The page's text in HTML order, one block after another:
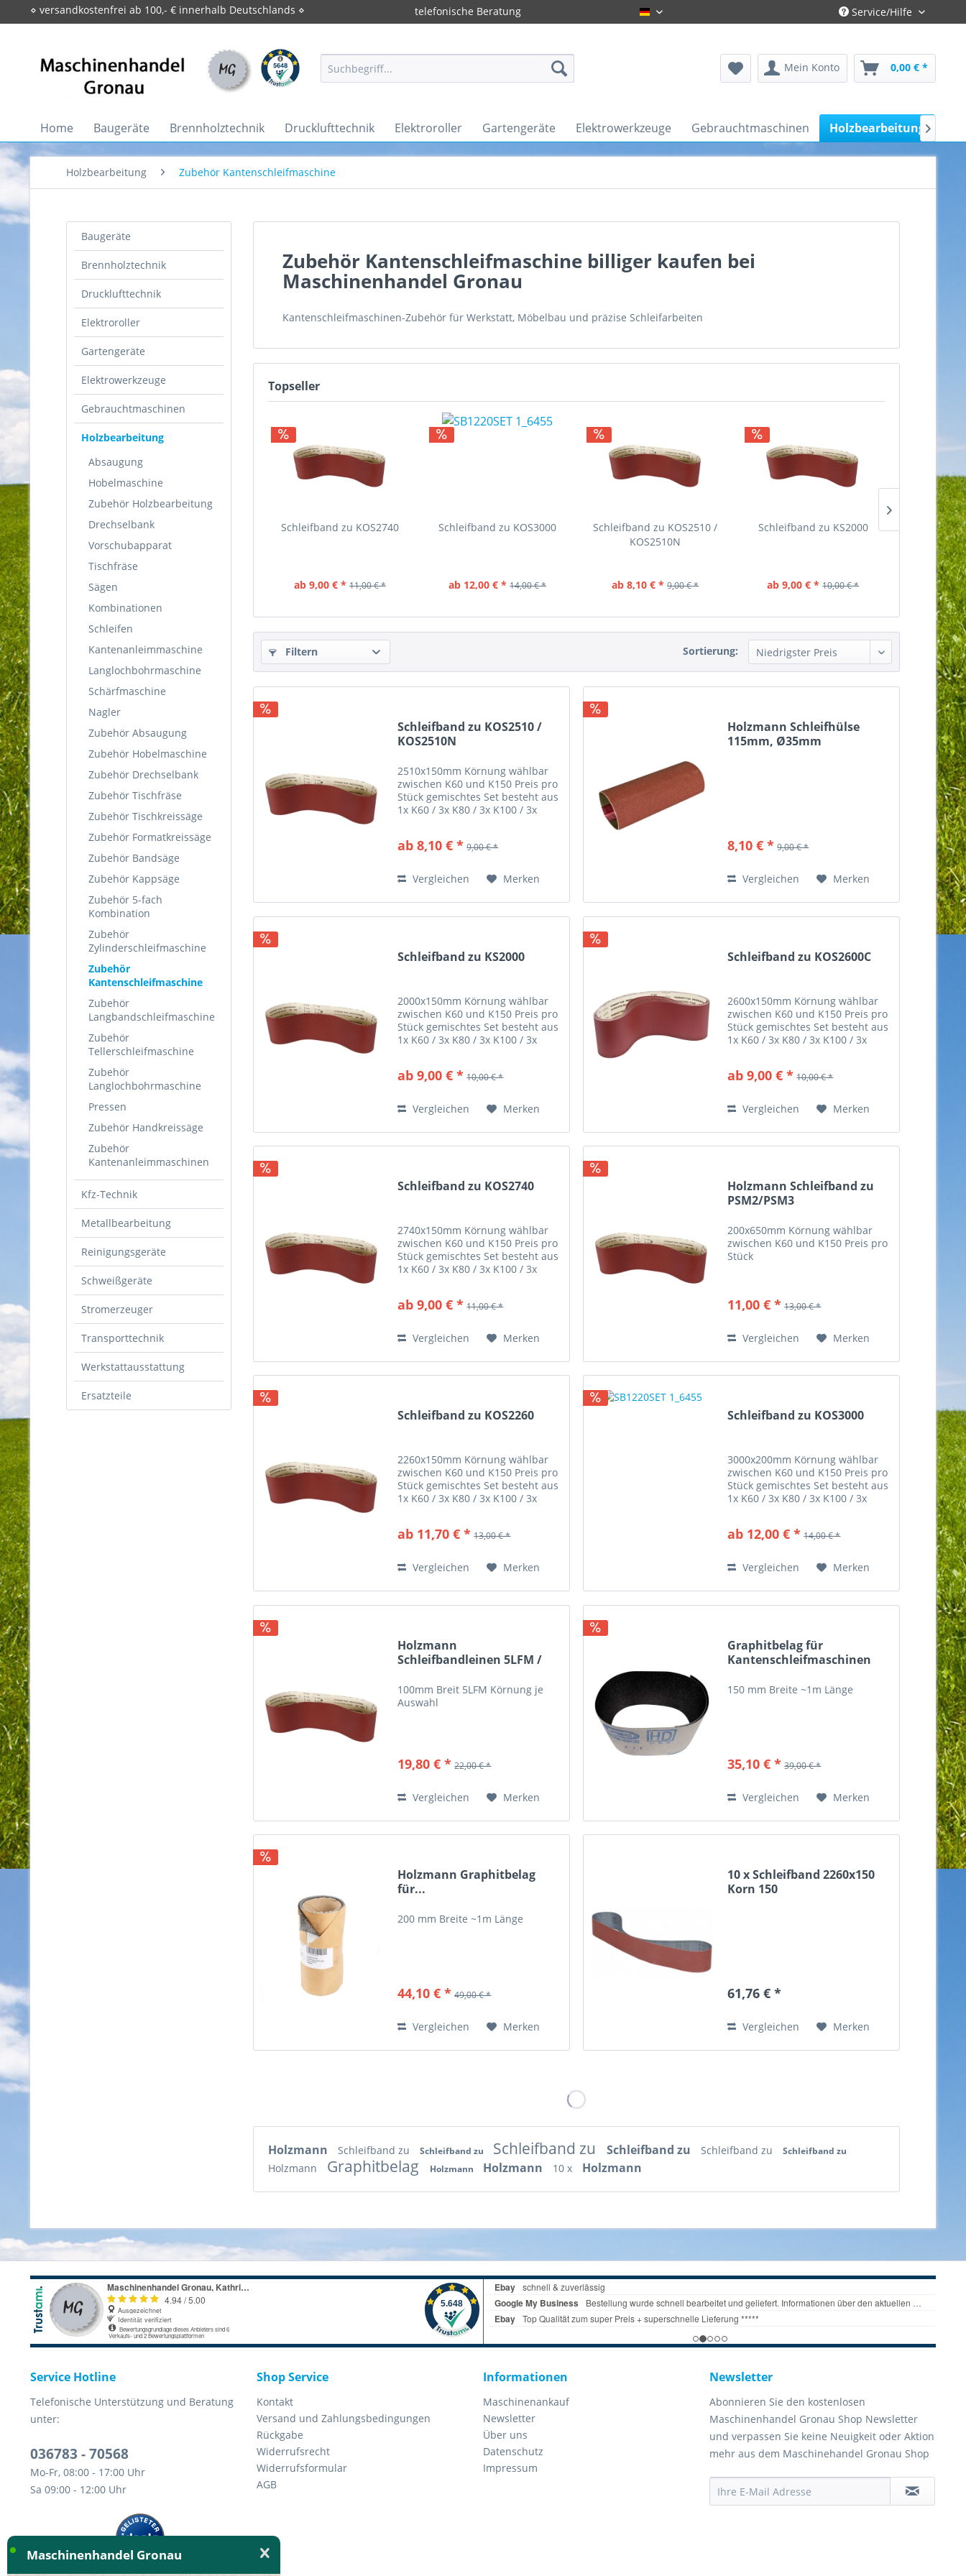
⋄ versandkostenfrei ab 100,- € innerhalb Deutschlands ⋄ telefonische Beratung Gronau-Deutsch Service/Hilfe
Mein Konto 0,00 € *
Home Baugeräte Brennholztechnik Drucklufttechnik Elektroroller Gartengeräte Elektrowerkzeuge Gebrauchtmaschinen Holzbearbeitung 
Holzbearbeitung Zubehör Kantenschleifmaschine
Baugeräte
Brennholztechnik
Drucklufttechnik
Elektroroller
Gartengeräte
Elektrowerkzeuge
Gebrauchtmaschinen
Holzbearbeitung
Absaugung
Hobelmaschine
Zubehör Holzbearbeitung
Drechselbank
Vorschubapparat
Tischfräse
Sägen
Kombinationen
Schleifen
Kantenanleimmaschine
Langlochbohrmaschine
Schärfmaschine
Nagler
Zubehör Absaugung
Zubehör Hobelmaschine
Zubehör Drechselbank
Zubehör Tischfräse
Zubehör Tischkreissäge
Zubehör Formatkreissäge
Zubehör Bandsäge
Zubehör Kappsäge
Zubehör 5-fach
Kombination
Zubehör
Zylinderschleifmaschine
Zubehör
Kantenschleifmaschine
Zubehör
Langbandschleifmaschine
Zubehör
Tellerschleifmaschine
Zubehör
Langlochbohrmaschine
Pressen
Zubehör Handkreissäge
Zubehör
Kantenanleimmaschinen
Kfz-Technik
Metallbearbeitung
Reinigungsgeräte
Schweißgeräte
Stromerzeuger
Transporttechnik
Werkstattausstattung
Ersatzteile
Zubehör Kantenschleifmaschine billiger kaufen bei
Maschinenhandel Gronau
Kantenschleifmaschinen-Zubehör für Werkstatt, Möbelbau und präzise Schleifarbeiten
Topseller
Schleifband zu KOS2740
ab 9,00 € * 11,00 € *
Schleifband zu KOS3000
ab 12,00 € * 14,00 € *
Schleifband zu KOS2510 /
KOS2510N
ab 8,10 € * 9,00 € *
Schleifband zu KS2000
ab 9,00 € * 10,00 € * ab
Filtern Sortierung:
Schleifband zu KOS2510 /
KOS2510N
2510x150mm Körnung wählbar
zwischen K60 und K150 Preis pro
Stück gemischtes Set besteht aus
1x K60 / 3x K80 / 3x K100 / 3x
ab 8,10 € * 9,00 € *
Vergleichen Merken
Holzmann Schleifhülse
115mm, Ø35mm
8,10 € * 9,00 € *
Vergleichen Merken
Schleifband zu KS2000
2000x150mm Körnung wählbar
zwischen K60 und K150 Preis pro
Stück gemischtes Set besteht aus
1x K60 / 3x K80 / 3x K100 / 3x
ab 9,00 € * 10,00 € *
Vergleichen Merken
Schleifband zu KOS2600C
2600x150mm Körnung wählbar
zwischen K60 und K150 Preis pro
Stück gemischtes Set besteht aus
1x K60 / 3x K80 / 3x K100 / 3x
ab 9,00 € * 10,00 € *
Vergleichen Merken
Schleifband zu KOS2740
2740x150mm Körnung wählbar
zwischen K60 und K150 Preis pro
Stück gemischtes Set besteht aus
1x K60 / 3x K80 / 3x K100 / 3x
ab 9,00 € * 11,00 € *
Vergleichen Merken
Holzmann Schleifband zu
PSM2/PSM3
200x650mm Körnung wählbar
zwischen K60 und K150 Preis pro
Stück
11,00 € * 13,00 € *
Vergleichen Merken
Schleifband zu KOS2260
2260x150mm Körnung wählbar
zwischen K60 und K150 Preis pro
Stück gemischtes Set besteht aus
1x K60 / 3x K80 / 3x K100 / 3x
ab 11,70 € * 13,00 € *
Vergleichen Merken
Schleifband zu KOS3000
3000x200mm Körnung wählbar
zwischen K60 und K150 Preis pro
Stück gemischtes Set besteht aus
1x K60 / 3x K80 / 3x K100 / 3x
ab 12,00 € * 14,00 € *
Vergleichen Merken
Holzmann
Schleifbandleinen 5LFM /
100mm Breit 5LFM Körnung je
Auswahl
19,80 € * 22,00 € *
Vergleichen Merken
Graphitbelag für
Kantenschleifmaschinen
150 mm Breite ~1m Länge
35,10 € * 39,00 € *
Vergleichen Merken
Holzmann Graphitbelag
für...
200 mm Breite ~1m Länge
44,10 € * 49,00 € *
Vergleichen Merken
10 x Schleifband 2260x150
Korn 150
61,76 € *
Vergleichen Merken
Holzmann Schleifband zu Schleifband zu Schleifband zu Schleifband zu Schleifband zu Schleifband zu
Holzmann Graphitbelag Holzmann Holzmann 10 x Holzmann
Service Hotline
Telefonische Unterstützung und Beratung
unter:
036783 - 70568
Mo-Fr, 08:00 - 17:00 Uhr
Sa 09:00 - 12:00 Uhr
Shop Service
Kontakt
Versand und Zahlungsbedingungen
Rückgabe
Widerrufsrecht
Widerrufsformular
AGB
Informationen
Maschinenankauf
Newsletter
Über uns
Datenschutz
Impressum
Newsletter
Abonnieren Sie den kostenlosen
Maschinenhandel Gronau Shop Newsletter
und verpassen Sie keine Neuigkeit oder Aktion
mehr aus dem Maschinehandel Gronau Shop
Maschinenhandel Gronau